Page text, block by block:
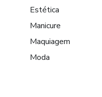
Estética
Manicure
Maquiagem
Moda